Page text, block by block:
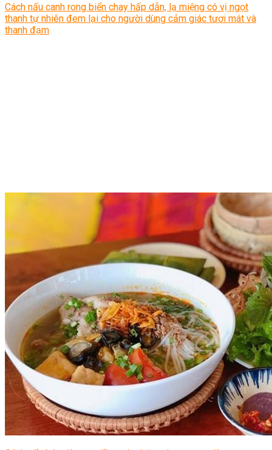
Cách nấu canh rong biển chay hấp dẫn, lạ miệng có vị ngọt
thanh tự nhiên đem lại cho người dùng cảm giác tươi mát và
thanh đạm